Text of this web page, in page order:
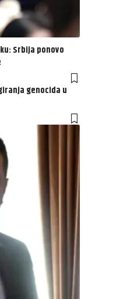
Srbija ponovo
genocida u